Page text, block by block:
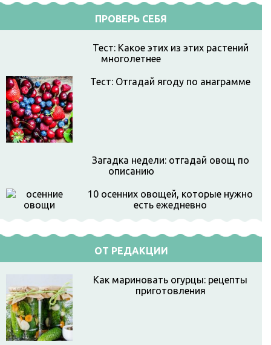
ПРОВЕРЬ СЕБЯ
Тест: Какое этих из этих растений
многолетнее
Тест: Отгадай ягоду по анаграмме
Загадка недели: отгадай овощ по
описанию
10 осенних овощей, которые нужно
есть ежедневно
ОТ РЕДАКЦИИ
Как мариновать огурцы: рецепты
приготовления